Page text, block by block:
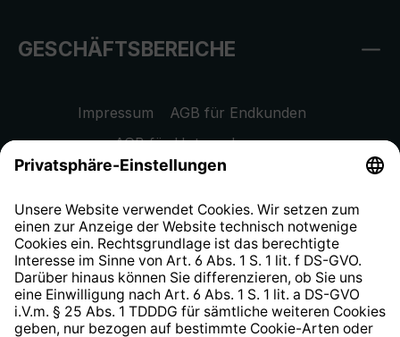
GESCHÄFTSBEREICHE
Impressum
AGB für Endkunden
AGB für Unternehmen
Datenschutzhinweis
Widerrufsrecht
Hinweisgeberschutzsystem
Barrierefreiheit